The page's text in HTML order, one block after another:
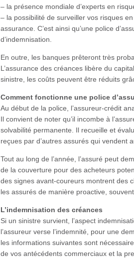
– la présence mondiale d’experts en
– la possibilité de surveiller vos risques
assurance. C’est ainsi qu’une police
d’indemnisation.
En outre, les banques prêteront très
L’assurance des créances libère du
sinistre, les coûts peuvent être réduits
Comment fonctionne une police
Au début de la police, l’assureur-crédit
Il convient de noter qu’il incombe à
solvabilité permanente. Il recueille et
reçues par d’autres assurés qui vendent
Tout au long de l’année, l’assuré peut
de la couverture pour des acheteurs
des signes avant-coureurs montrent des
les assurés de manière proactive,
L’indemnisation des créances
Si un sinistre survient, l’aspect
l’assureur verse l’indemnité, pour une
les informations suivantes sont
de vos antécédents commerciaux et la